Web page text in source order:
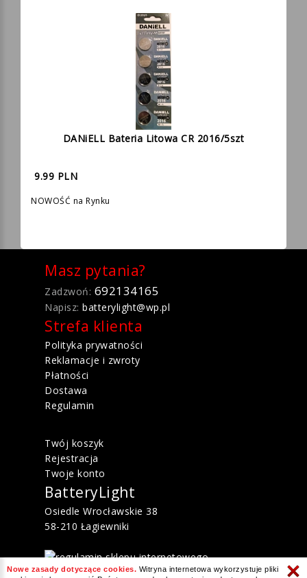
DANiELL Bateria Litowa CR 2016/5szt
9.99 PLN
NOWOŚĆ na Rynku
Masz pytania?
Zadzwoń: 692134165
Napisz: batterylight@wp.pl
Strefa klienta
Polityka prywatności
Reklamacje i zwroty
Płatności
Dostawa
Regulamin
Twój koszyk
Rejestracja
Twoje konto
BatteryLight
Osiedle Wrocławskie 38
58-210 Łagiewniki
Nowe zasady dotyczące cookies. Witryna internetowa wykorzystuje pliki